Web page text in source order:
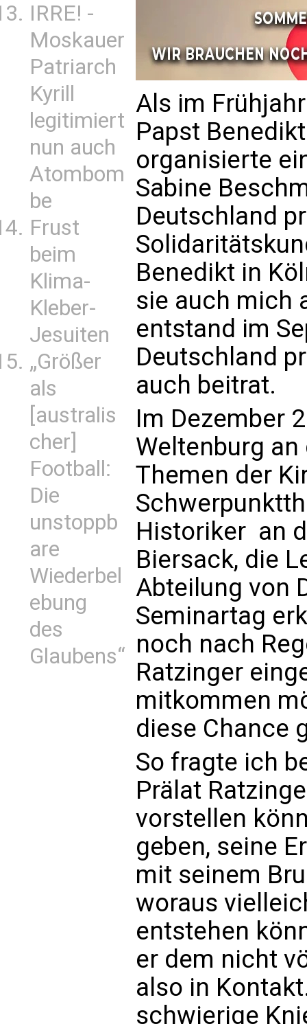
IRRE! -
Moskauer
Patriarch
Kyrill
legitimiert
nun auch
Atombom
be
Frust
beim
Klima-
Kleber-
Jesuiten
„Größer
als
[australis
cher]
Football:
Die
unstoppb
are
Wiederbel
ebung
des
Glaubens“
Als im
Papst
organisierte
Sabine
Deutschland
Benedikt in
sie auch mich
entstand im
Deutschland
auch beitrat.
Im Dezember
Weltenburg an
Themen der
Historiker  an
Biersack, die
Abteilung von
Seminartag
noch nach
Ratzinger
mitkommen
diese Chance
So fragte ich
Prälat
vorstellen
geben, seine
mit seinem
woraus
entstehen
er dem nicht
also in
schwierige